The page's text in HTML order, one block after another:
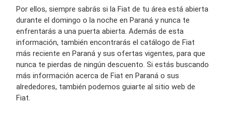
Por ellos, siempre sabrás si la Fiat de tu área está abierta
durante el domingo o la noche en Paraná y nunca te
enfrentarás a una puerta abierta. Además de esta
información, también encontrarás el catálogo de Fiat
más reciente en Paraná y sus ofertas vigentes, para que
nunca te pierdas de ningún descuento. Si estás buscando
más información acerca de Fiat en Paraná o sus
alrededores, también podemos guiarte al sitio web de
Fiat.